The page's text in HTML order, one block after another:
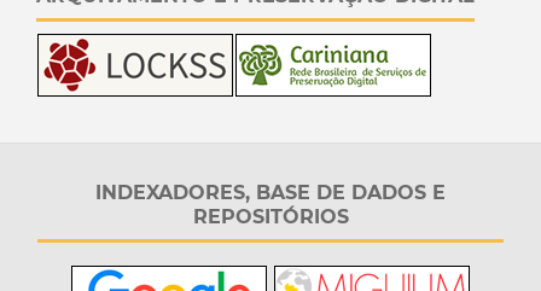
INDEXADORES, BASE DE DADOS E
REPOSITÓRIOS